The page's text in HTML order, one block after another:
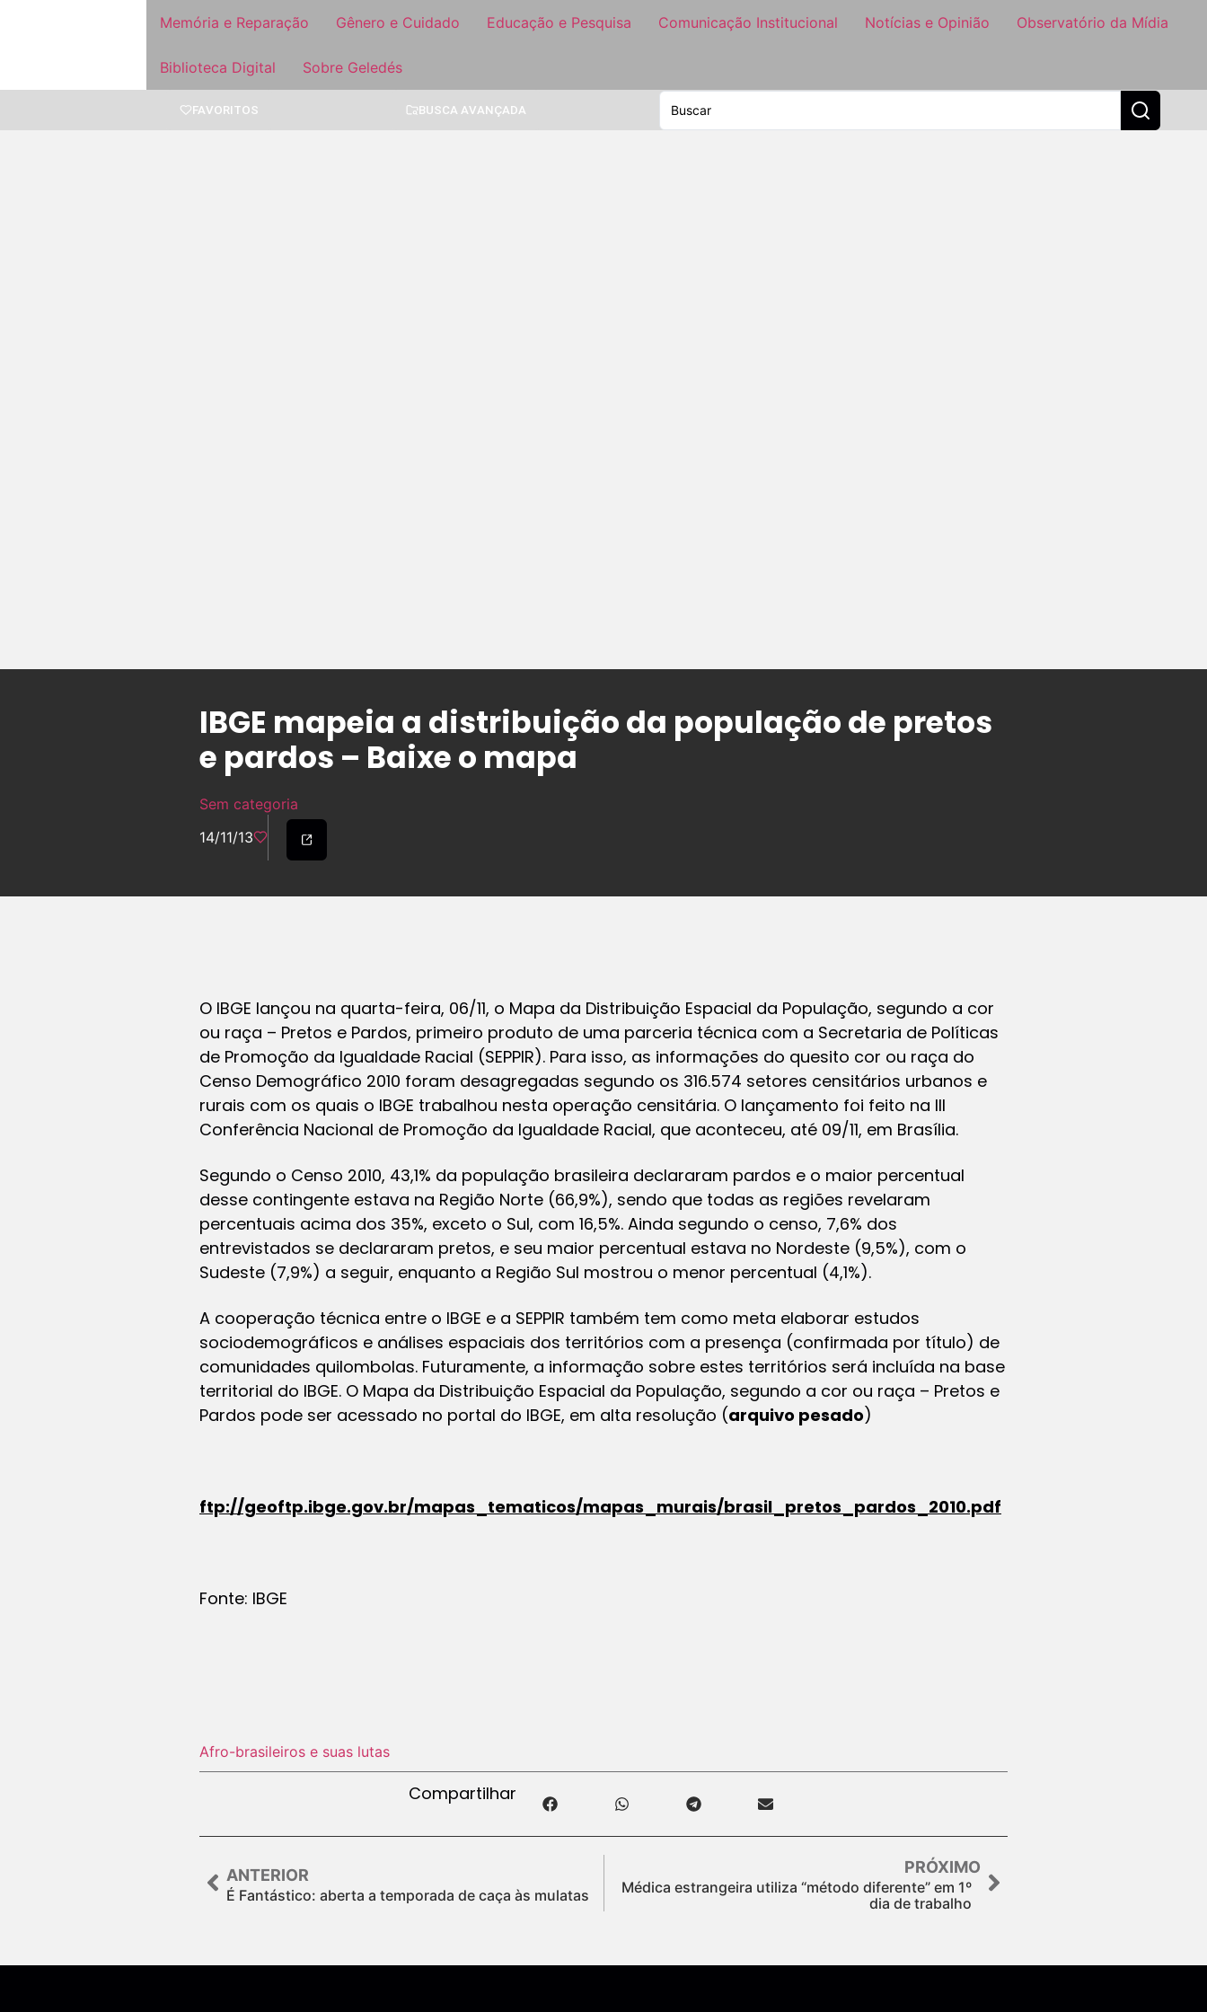
Memória e Reparação Gênero e Cuidado Educação e Pesquisa Comunicação Institucional Notícias e Opinião Observatório da Mídia
Biblioteca Digital Sobre Geledés
FAVORITOS BUSCA AVANÇADA
IBGE mapeia a distribuição da população de pretos
e pardos – Baixe o mapa
Sem categoria
14/11/13
O IBGE lançou na quarta-feira, 06/11, o Mapa da Distribuição Espacial da População, segundo a cor
ou raça – Pretos e Pardos, primeiro produto de uma parceria técnica com a Secretaria de Políticas
de Promoção da Igualdade Racial (SEPPIR). Para isso, as informações do quesito cor ou raça do
Censo Demográfico 2010 foram desagregadas segundo os 316.574 setores censitários urbanos e
rurais com os quais o IBGE trabalhou nesta operação censitária. O lançamento foi feito na III
Conferência Nacional de Promoção da Igualdade Racial, que aconteceu, até 09/11, em Brasília.
Segundo o Censo 2010, 43,1% da população brasileira declararam pardos e o maior percentual
desse contingente estava na Região Norte (66,9%), sendo que todas as regiões revelaram
percentuais acima dos 35%, exceto o Sul, com 16,5%. Ainda segundo o censo, 7,6% dos
entrevistados se declararam pretos, e seu maior percentual estava no Nordeste (9,5%), com o
Sudeste (7,9%) a seguir, enquanto a Região Sul mostrou o menor percentual (4,1%).
A cooperação técnica entre o IBGE e a SEPPIR também tem como meta elaborar estudos
sociodemográficos e análises espaciais dos territórios com a presença (confirmada por título) de
comunidades quilombolas. Futuramente, a informação sobre estes territórios será incluída na base
territorial do IBGE. O Mapa da Distribuição Espacial da População, segundo a cor ou raça – Pretos e
Pardos pode ser acessado no portal do IBGE, em alta resolução (arquivo pesado)
ftp://geoftp.ibge.gov.br/mapas_tematicos/mapas_murais/brasil_pretos_pardos_2010.pdf
Fonte: IBGE
Afro-brasileiros e suas lutas
Compartilhar
ANTERIOR
É Fantástico: aberta a temporada de caça às mulatas
PRÓXIMO
Médica estrangeira utiliza “método diferente” em 1º
dia de trabalho